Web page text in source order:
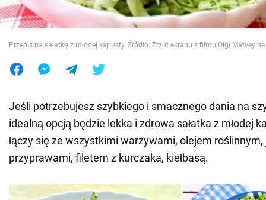
Świat
Jedzenie
Przepis na sałatkę z młodej kapusty. Źródło: Zrzut ekranu z filmu Olgi Matvey
Jeśli potrzebujesz szybkiego i smacznego dania na
idealną opcją będzie lekka i zdrowa sałatka z młodej
łączy się ze wszystkimi warzywami, olejem
przyprawami, filetem z kurczaka, kiełbasą.